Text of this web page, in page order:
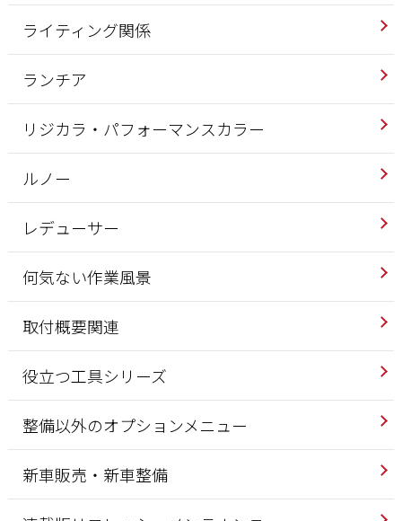
ライティング関係
ランチア
リジカラ・パフォーマンスカラー
ルノー
レデューサー
何気ない作業風景
取付概要関連
役立つ工具シリーズ
整備以外のオプションメニュー
新車販売・新車整備